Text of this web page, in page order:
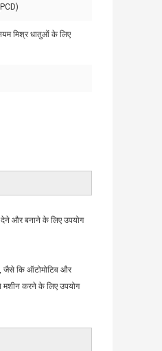
मिश्र धातुओं के लिए
और बनाने के लिए उपयोग
जैसे कि ऑटोमोटिव और
मशीन करने के लिए उपयोग